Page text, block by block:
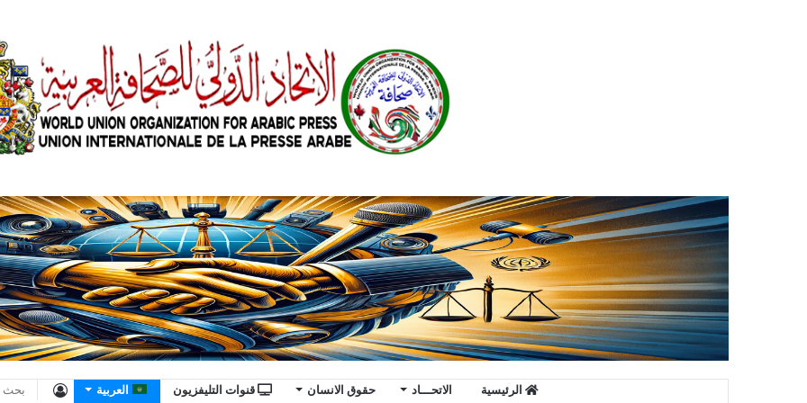
الرئيسية الاتحـــاد حقوق الانسان قنوات التليفزيون العربية تسجيل